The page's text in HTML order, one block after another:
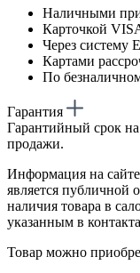
Наличными
Карточкой
Через систему
Картами
По
Гарантия
Гарантийный срок
продажи.
Информация на
является публичной
наличия товара в
указанным в
Товар можно